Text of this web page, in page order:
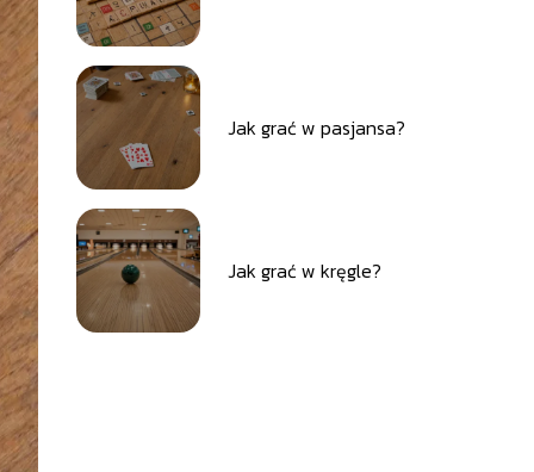
Jak grać w pasjansa?
Jak grać w kręgle?